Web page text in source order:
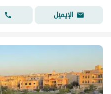
الإيميل